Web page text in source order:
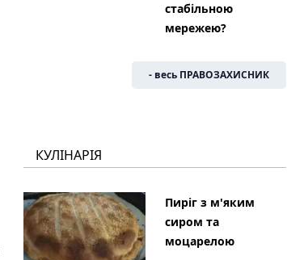
стабільною
мережею?
- весь ПРАВОЗАХИСНИК
КУЛІНАРІЯ
Пиріг з м'яким
сиром та
моцарелою